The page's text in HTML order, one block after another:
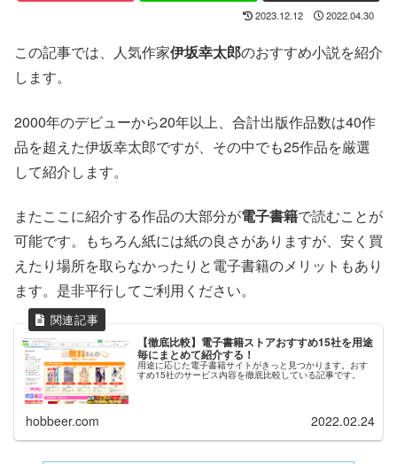
2023.12.12 2022.04.30
この記事では、人気作家伊坂幸太郎のおすすめ小説を紹介
します。
2000年のデビューから20年以上、合計出版作品数は40作
品を超えた伊坂幸太郎ですが、その中でも25作品を厳選
して紹介します。
またここに紹介する作品の大部分が電子書籍で読むことが
可能です。もちろん紙には紙の良さがありますが、安く買
えたり場所を取らなかったりと電子書籍のメリットもあり
ます。是非平行してご利用ください。
【徹底比較】電子書籍ストアおすすめ15社を用途
毎にまとめて紹介する！
用途に応じた電子書籍サイトがきっと見つかります。おす
すめ15社のサービス内容を徹底比較している記事です。
hobbeer.com 2022.02.24